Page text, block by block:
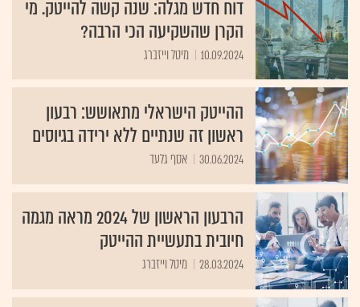
דוח חדש מגלה: שנה קשה להייטק. מי
הקרן שהשקיעה הכי הרבה?
10.09.2024 מיטל וייזברג
ההייטק הישראלי מתאושש: רבעון
ראשון זה שנתיים ללא ירידה בגיוסים
30.06.2024 אסף גלעד
הרבעון הראשון של 2024 מראה מגמה
חיובית בתעשיית ההייטק
28.03.2024 מיטל וייזברג